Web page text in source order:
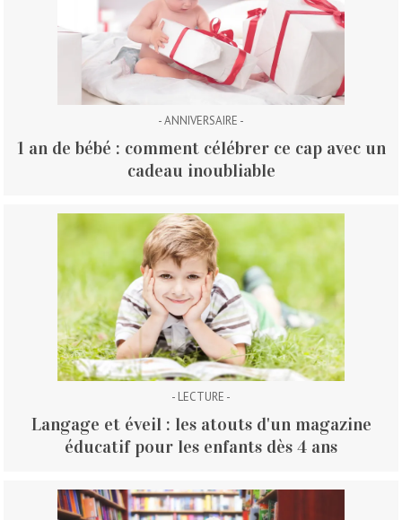
- ANNIVERSAIRE -
1 an de bébé : comment célébrer ce cap avec un
cadeau inoubliable
- LECTURE -
Langage et éveil : les atouts d'un magazine
éducatif pour les enfants dès 4 ans